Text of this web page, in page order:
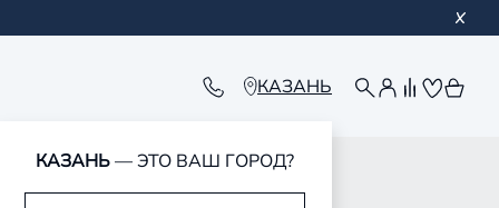
КАЗАНЬ
КАЗАНЬ— ЭТО ВАШ ГОРОД?